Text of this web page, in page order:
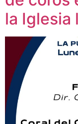
la Iglesia